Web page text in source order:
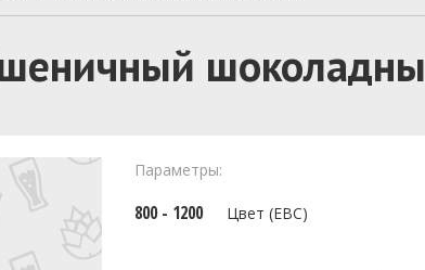
Параметры:
800 - 1200 Цвет (EBC)